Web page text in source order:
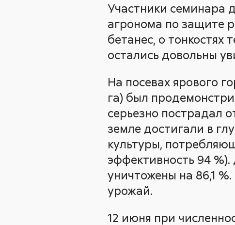
Участники семинара
агронома по защите
бетанес, о тонкостях
остались довольны
На посевах ярового
га) был
серьезно пострадал
земле достигали в
культуры,
эффективность 94
уничтожены на 86,1
урожай.
12 июня при